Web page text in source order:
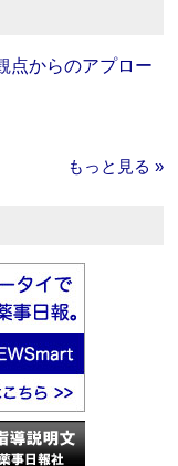
点からのアプロー
もっと見る »